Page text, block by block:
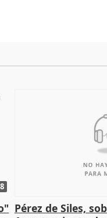
Pérez de Siles,